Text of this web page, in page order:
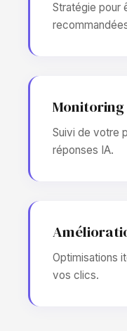
Stratégie pour
Suivi de votre
réponses IA.
Optimisations
vos clics.